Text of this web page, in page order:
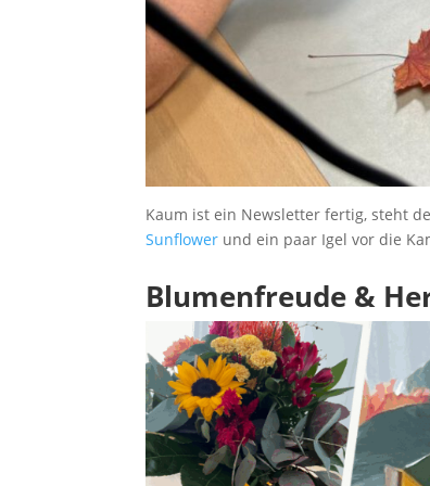
Kaum ist ein Newsletter fertig, steht
Sunflower und ein paar Igel vor die
Blumenfreude &